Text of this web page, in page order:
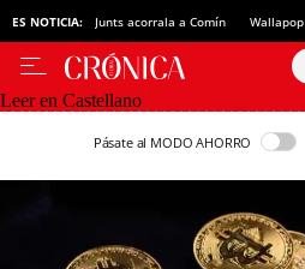
ES NOTICIA: Junts acorrala a Comín Wallapop
Leer en Castellano
Pásate al MODO AHORRO